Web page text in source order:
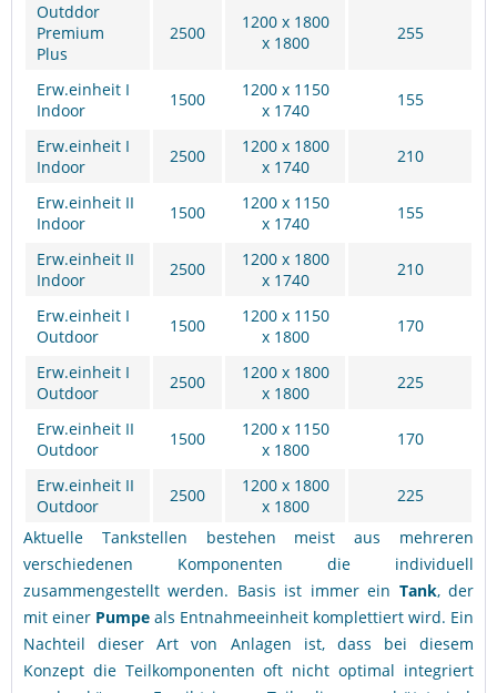
Outddor
Premium
Plus
2500
1200 x 1800
x 1800
255
Erw.einheit I
Indoor
1500
1200 x 1150
x 1740
155
Erw.einheit I
Indoor
2500
1200 x 1800
x 1740
210
Erw.einheit II
Indoor
1500
1200 x 1150
x 1740
155
Erw.einheit II
Indoor
2500
1200 x 1800
x 1740
210
Erw.einheit I
Outdoor
1500
1200 x 1150
x 1800
170
Erw.einheit I
Outdoor
2500
1200 x 1800
x 1800
225
Erw.einheit II
Outdoor
1500
1200 x 1150
x 1800
170
Erw.einheit II
Outdoor
2500
1200 x 1800
x 1800
225
Aktuelle Tankstellen bestehen meist aus mehreren
verschiedenen Komponenten die individuell
zusammengestellt werden. Basis ist immer ein Tank, der
mit einer Pumpe als Entnahmeeinheit komplettiert wird. Ein
Nachteil dieser Art von Anlagen ist, dass bei diesem
Konzept die Teilkomponenten oft nicht optimal integriert